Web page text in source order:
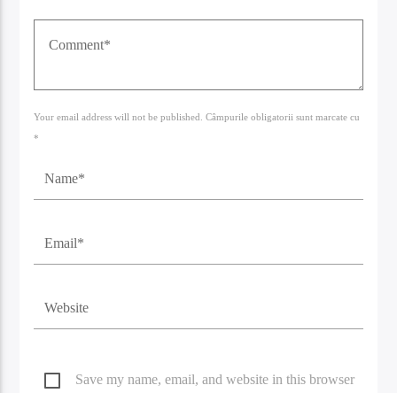
Your email address will not be published. Câmpurile obligatorii sunt marcate cu
*
Save my name, email, and website in this browser